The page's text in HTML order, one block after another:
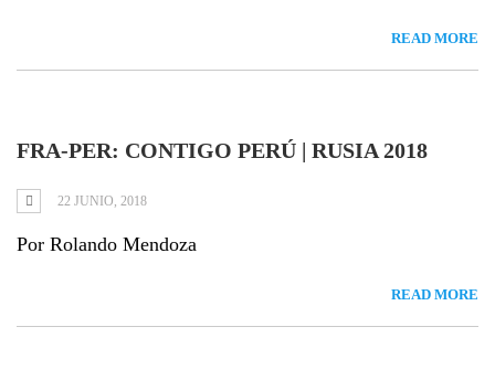
READ MORE
FRA-PER: CONTIGO PERÚ | RUSIA 2018
22 JUNIO, 2018
Por Rolando Mendoza
READ MORE